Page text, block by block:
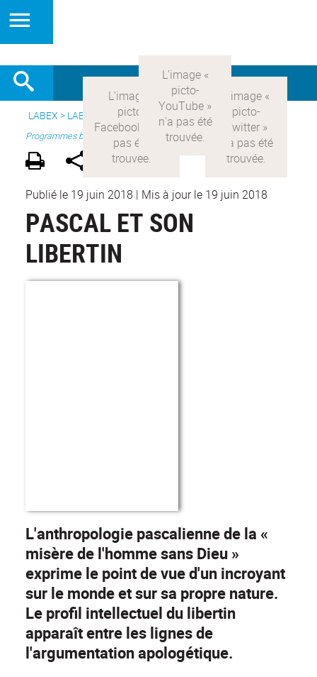
LABEX > LABEX COMOD> Version française > Recherche >
Programmes blanc
Publié le 19 juin 2018 | Mis à jour le 19 juin 2018
PASCAL ET SON
LIBERTIN
L'anthropologie pascalienne de la «
misère de l'homme sans Dieu »
exprime le point de vue d'un incroyant
sur le monde et sur sa propre nature.
Le profil intellectuel du libertin
apparaît entre les lignes de
l'argumentation apologétique.